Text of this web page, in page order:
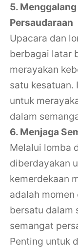
5.
Persaudaraan
Upacara dan
berbagai latar
merayakan
satu kesatuan.
untuk
dalam
6. Menjaga
Melalui lomba
diberdayakan
kemerdekaan
adalah
bersatu dalam
semangat
Penting untuk